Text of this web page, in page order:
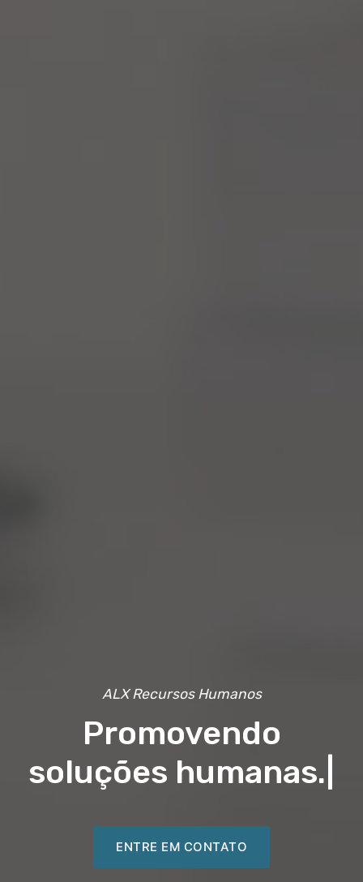
ALX Recursos Humanos
Promovendo
soluções humanas.
ENTRE EM CONTATO